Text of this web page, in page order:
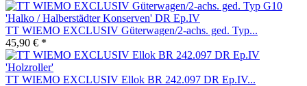
TT WIEMO EXCLUSIV Güterwagen/2-achs. ged. Typ...
45,90 € *
TT WIEMO EXCLUSIV Ellok BR 242.097 DR Ep.IV...